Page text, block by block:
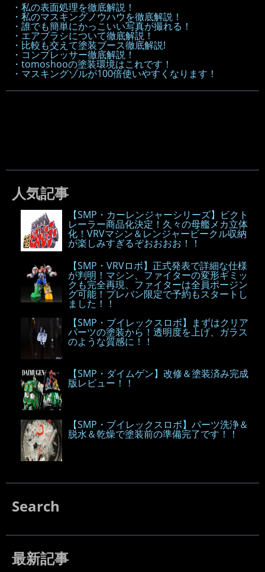
・私の表面処理を徹底解説！
・私のマスキングノウハウを徹底解説！
・誰でも簡単にかっこいい写真が撮れる！
・エアブラシについて徹底解説！
・比較も交えて塗装ブース徹底解説!
・コンプレッサー徹底解説！
・tomoshooの塗装環境はこれです！
・マスキングゾルが100倍使いやすくなります！
人気記事
【SMP・カーレンジャーシリーズ】ビクト
レーラー商品化決定！久々の母艦メカ立体
化！VRVマシン＆レンジャービークル収納
が楽しみすぎるぞおおおお！！
【SMP・VRVロボ】正式発表で詳細な仕様
が判明！マシン、ファイターの変形ギミッ
クも完全再現、ファイターは全員ポージン
グ可能！プレバン限定で予約もスタートし
ました！！
【SMP・ブイレックスロボ】まずはクリア
パーツの塗装から！透明度を上げ、ガラス
のような質感に！！
【SMP・ダイムゲン】改修＆塗装済み完成
版レビュー！！
【SMP・ブイレックスロボ】パーツ洗浄＆
脱水＆乾燥で塗装前の準備完了です！！
Search
最新記事